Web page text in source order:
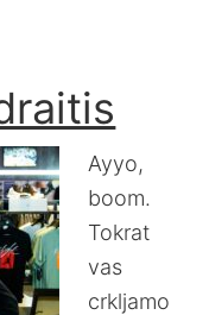
Ayyo,
boom.
Tokrat
vas
crkljamo